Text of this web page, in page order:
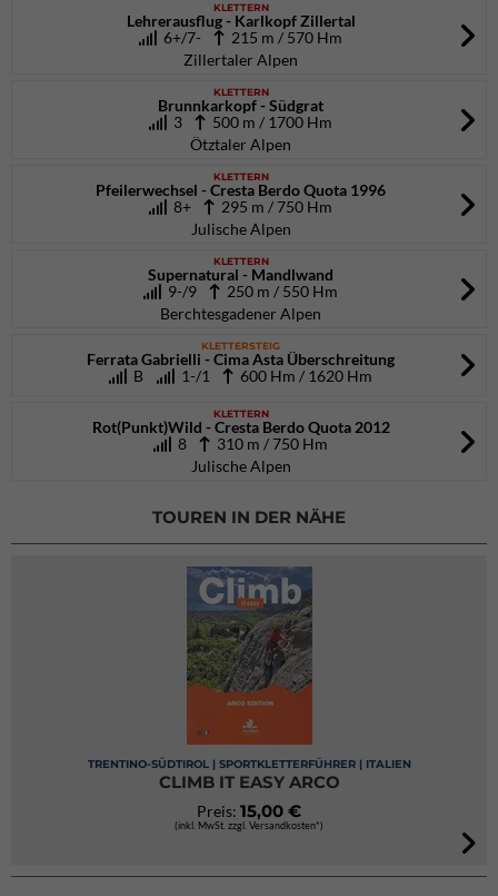
KLETTERN
Lehrerausflug - Karlkopf Zillertal
6+/7-
215 m / 570 Hm
Zillertaler Alpen
KLETTERN
Brunnkarkopf - Südgrat
3
500 m / 1700 Hm
Ötztaler Alpen
KLETTERN
Pfeilerwechsel - Cresta Berdo Quota 1996
8+
295 m / 750 Hm
Julische Alpen
KLETTERN
Supernatural - Mandlwand
9-/9
250 m / 550 Hm
Berchtesgadener Alpen
KLETTERSTEIG
Ferrata Gabrielli - Cima Asta Überschreitung
B
1-/1 600 Hm / 1620 Hm
KLETTERN
Rot(Punkt)Wild - Cresta Berdo Quota 2012
8
310 m / 750 Hm
Julische Alpen
TOUREN IN DER NÄHE
TRENTINO-SÜDTIROL | SPORTKLETTERFÜHRER | ITALIEN
CLIMB IT EASY ARCO
Preis: 15,00 €
(inkl. MwSt. zzgl. Versandkosten*)